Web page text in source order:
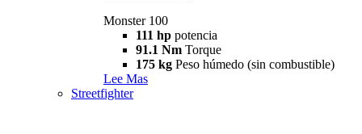
Monster 100
111 hp potencia
91.1 Nm Torque
175 kg Peso húmedo (sin combustible)
Lee Mas
Streetfighter